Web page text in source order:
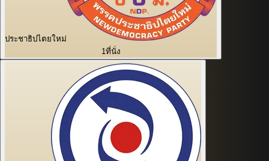
ประชาธิปไตยใหม่
1ที่นั่ง